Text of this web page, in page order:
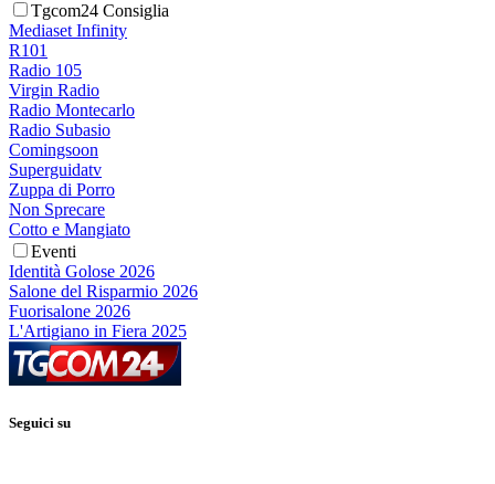
Tgcom24 Consiglia
Mediaset Infinity
R101
Radio 105
Virgin Radio
Radio Montecarlo
Radio Subasio
Comingsoon
Superguidatv
Zuppa di Porro
Non Sprecare
Cotto e Mangiato
Eventi
Identità Golose 2026
Salone del Risparmio 2026
Fuorisalone 2026
L'Artigiano in Fiera 2025
Seguici su